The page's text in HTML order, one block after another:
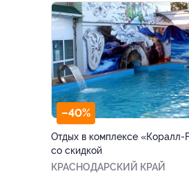
–40%
Отдых в комплексе «Коралл-
со скидкой
КРАСНОДАРСКИЙ КРАЙ